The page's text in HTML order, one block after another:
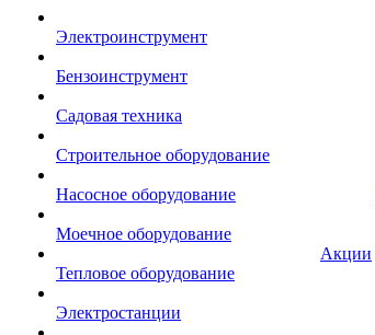
Электроинструмент
Бензоинструмент
Садовая техника
Строительное оборудование
Насосное оборудование
Моечное оборудование
Тепловое оборудование
Электростанции
Акции